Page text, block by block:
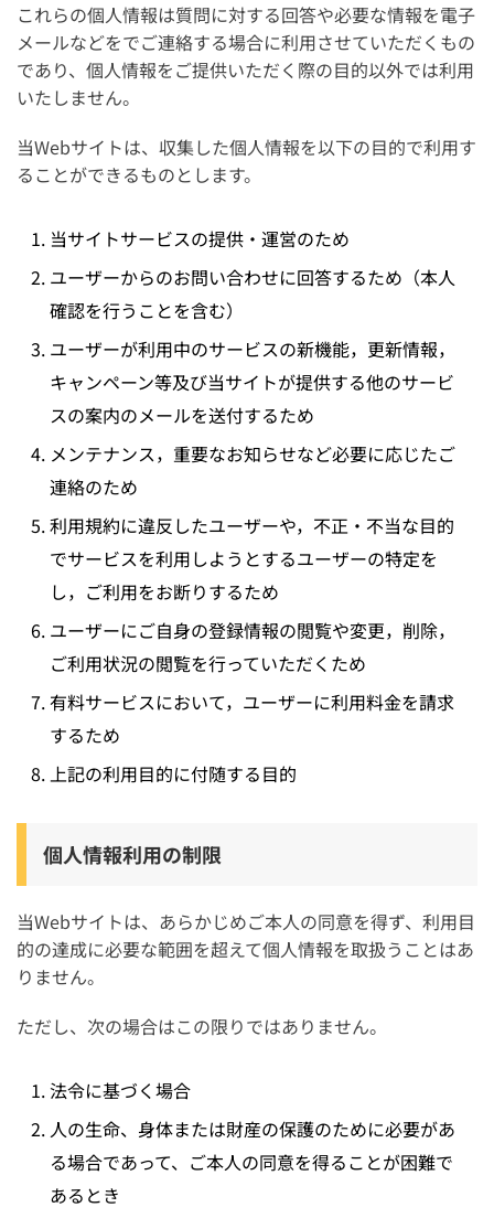
これらの個人情報は質問に対する回答や必要な情報を電子
メールなどをでご連絡する場合に利用させていただくもの
であり、個人情報をご提供いただく際の目的以外では利用
いたしません。
当Webサイトは、収集した個人情報を以下の目的で利用す
ることができるものとします。
当サイトサービスの提供・運営のため
ユーザーからのお問い合わせに回答するため（本人
確認を行うことを含む）
ユーザーが利用中のサービスの新機能，更新情報，
キャンペーン等及び当サイトが提供する他のサービ
スの案内のメールを送付するため
メンテナンス，重要なお知らせなど必要に応じたご
連絡のため
利用規約に違反したユーザーや，不正・不当な目的
でサービスを利用しようとするユーザーの特定を
し，ご利用をお断りするため
ユーザーにご自身の登録情報の閲覧や変更，削除，
ご利用状況の閲覧を行っていただくため
有料サービスにおいて，ユーザーに利用料金を請求
するため
上記の利用目的に付随する目的
個人情報利用の制限
当Webサイトは、あらかじめご本人の同意を得ず、利用目
的の達成に必要な範囲を超えて個人情報を取扱うことはあ
りません。
ただし、次の場合はこの限りではありません。
法令に基づく場合
人の生命、身体または財産の保護のために必要があ
る場合であって、ご本人の同意を得ることが困難で
あるとき